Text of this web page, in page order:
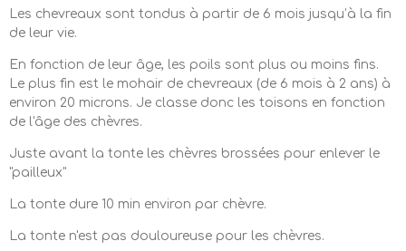
Les chevreaux sont tondus à partir de 6 mois jusqu’à la fin
de leur vie.
En fonction de leur âge, les poils sont plus ou moins fins.
Le plus fin est le mohair de chevreaux (de 6 mois à 2 ans) à
environ 20 microns. Je classe donc les toisons en fonction
de l'âge des chèvres.
Juste avant la tonte les chèvres brossées pour enlever le
"pailleux"
La tonte dure 10 min environ par chèvre.
La tonte n'est pas douloureuse pour les chèvres.